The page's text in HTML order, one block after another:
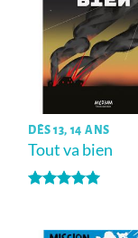
DÈS 13, 14 ANS
Tout va bien